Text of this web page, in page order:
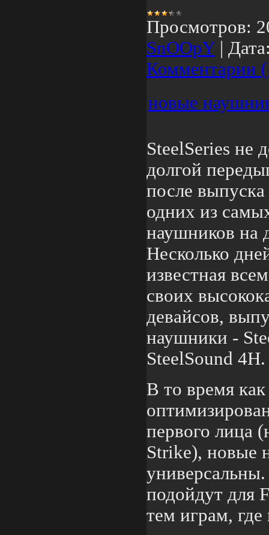
Просмотров:
SnOOpY
Комментарии
новые
SteelSeries не
долгой
после
одних из
наушников на
Несколько
известная
своих
девайсов,
наушники -
SteelSound 4H.
В то время
первого лица
Strike), новые
подойдут для
тем играм,